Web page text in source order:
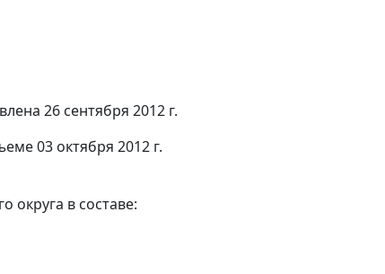
26 сентября 2012 г.
03 октября 2012 г.
округа в составе: